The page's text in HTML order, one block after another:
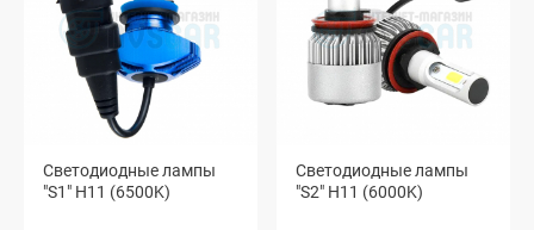
Светодиодные лампы
"S1" H11 (6500K)
Светодиодные лампы
"S2" H11 (6000K)